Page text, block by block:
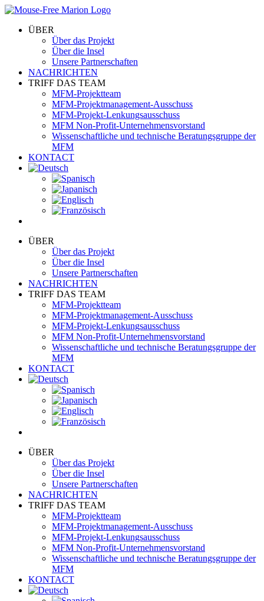
Skip
contentÜBER
Über das Projekt
Über die Insel
Unsere Partnerschaften
NACHRICHTEN
TRIFF DAS TEAM
MFM-Projektteam
MFM-Projektmanagement-Ausschuss
MFM-Projekt-Lenkungsausschuss
MFM Non-Profit-Unternehmensvorstand
Wissenschaftliche und technische Beratungsgruppe der
MFM
KONTACT
ÜBER
Über das Projekt
Über die Insel
Unsere Partnerschaften
NACHRICHTEN
TRIFF DAS TEAM
MFM-Projektteam
MFM-Projektmanagement-Ausschuss
MFM-Projekt-Lenkungsausschuss
MFM Non-Profit-Unternehmensvorstand
Wissenschaftliche und technische Beratungsgruppe der
MFM
KONTACT
ÜBER
Über das Projekt
Über die Insel
Unsere Partnerschaften
NACHRICHTEN
TRIFF DAS TEAM
MFM-Projektteam
MFM-Projektmanagement-Ausschuss
MFM-Projekt-Lenkungsausschuss
MFM Non-Profit-Unternehmensvorstand
Wissenschaftliche und technische Beratungsgruppe der
MFM
KONTACT